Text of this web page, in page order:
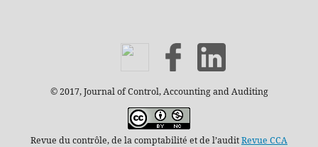
© 2017, Journal of Control, Accounting and Auditing
Revue du contrôle, de la comptabilité et de l’auditRevue CCA